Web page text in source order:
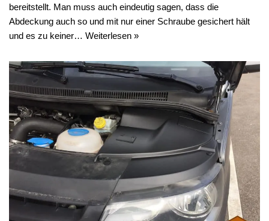
bereitstellt. Man muss auch eindeutig sagen, dass die
Abdeckung auch so und mit nur einer Schraube gesichert hält
und es zu keiner… Weiterlesen »